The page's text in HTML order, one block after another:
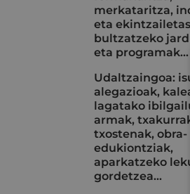
merkataritza,
eta
bultzatzeko
eta programak...
Udaltzaingoa:
alegazioak,
lagatako
armak,
txostenak, obra-
edukiontziak,
aparkatzeko
gordetzea...